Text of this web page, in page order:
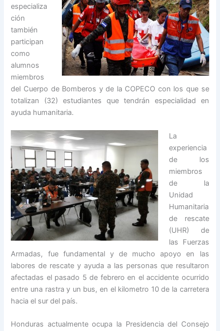
especializa
ción
también
participan
como
alumnos
miembros
del Cuerpo de Bomberos y de la COPECO con los que se
totalizan (32) estudiantes que tendrán especialidad en
ayuda humanitaria.
La
experiencia
de los
miembros
de la
Unidad
Humanitaria
de rescate
(UHR) de
las Fuerzas
Armadas, fue fundamental y de mucho apoyo en las
labores de rescate y ayuda a las personas que resultaron
afectadas el pasado 5 de febrero en el accidente ocurrido
entre una rastra y un bus, en el kilometro 10 de la carretera
hacia el sur del país.
Honduras actualmente ocupa la Presidencia del Consejo